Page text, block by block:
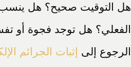
هل التوقيت صحيح؟ هل
الفعلي؟ هل توجد فجوة أو
الرجوع إلى
إثبات الجرائم